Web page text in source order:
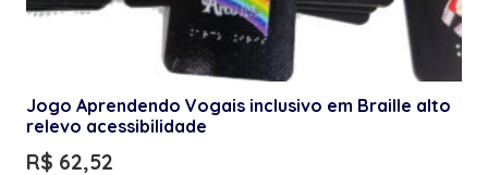
Jogo Aprendendo Vogais inclusivo em Braille alto
relevo acessibilidade
R$ 62,52